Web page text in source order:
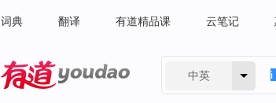
词典 翻译 有道精品课 云笔记
中英